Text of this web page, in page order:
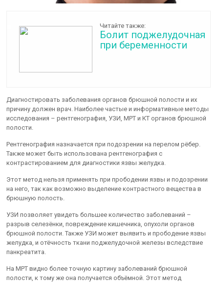
Читайте также:
Болит поджелудочная
при беременности
Диагностировать заболевания органов брюшной полости и их
причину должен врач. Наиболее частые и информативные методы
исследования – рентгенография, УЗИ, МРТ и КТ органов брюшной
полости.
Рентгенография назначается при подозрении на перелом рёбер.
Также может быть использована рентгенография с
контрастированием для диагностики язвы желудка.
Этот метод нельзя применять при прободении язвы и подозрении
на него, так как возможно выделение контрастного вещества в
брюшную полость.
УЗИ позволяет увидеть большее количество заболеваний –
разрыв селезёнки, повреждение кишечника, опухоли органов
брюшной полости. Также УЗИ может выявить и прободение язвы
желудка, и отёчность ткани поджелудочной железы вследствие
панкреатита.
На МРТ видно более точную картину заболеваний брюшной
полости, к тому же она получается объёмной. Этот метод